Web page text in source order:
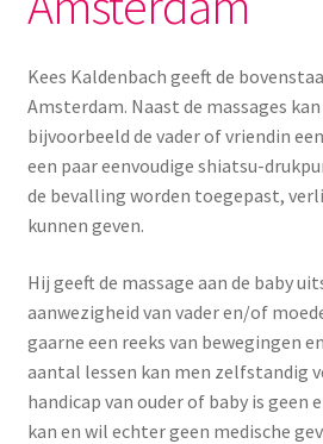
Kees Kaldenbach geeft de
Amsterdam. Naast de massages
bijvoorbeeld de vader of vriendin
een paar eenvoudige shiatsu-
de bevalling worden toegepast,
kunnen geven.
Hij geeft de massage aan de baby
aanwezigheid van vader en/of
gaarne een reeks van bewegingen
aantal lessen kan men zelfstandig
handicap van ouder of baby is geen
kan en wil echter geen medische